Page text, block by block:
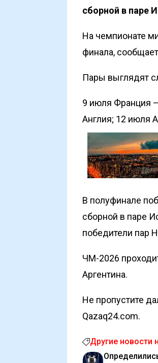
сборной в паре
На чемпионате
финала,
Пары выглядят
9 июля Франция
Англия; 12 июля
В полуфинале
сборной в паре
победители пар
ЧМ-2026
Аргентина.
Не пропустите
Qazaq24.com.
Другие новости